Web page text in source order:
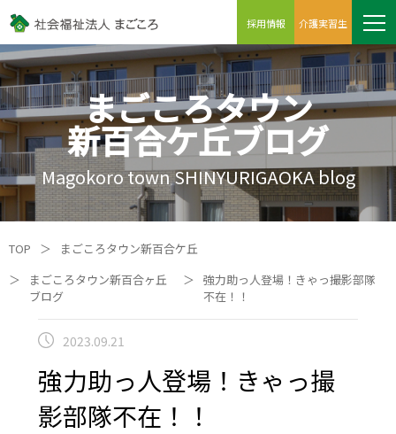
採用情報 介護実習生
まごころタウン
新百合ケ丘ブログ
Magokoro town SHINYURIGAOKA blog
TOP ＞
まごころタウン新百合ケ丘
＞
まごころタウン新百合ヶ丘
ブログ
＞ 強力助っ人登場！きゃっ撮影部隊
不在！！
2023.09.21
強力助っ人登場！きゃっ撮
影部隊不在！！